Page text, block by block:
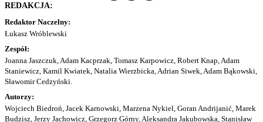
REDAKCJA:
Redaktor Naczelny:
Łukasz Wróblewski
Zespół:
Joanna Jaszczuk, Adam Kacprzak, Tomasz Karpowicz, Robert Knap, Adam
Staniewicz, Kamil Kwiatek, Natalia Wierzbicka, Adrian Siwek, Adam Bąkowski,
Sławomir Cedzyński.
Autorzy:
Wojciech Biedroń, Jacek Karnowski, Marzena Nykiel, Goran Andrijanić, Marek
Budzisz, Jerzy Jachowicz, Grzegorz Górny, Aleksandra Jakubowska, Stanisław